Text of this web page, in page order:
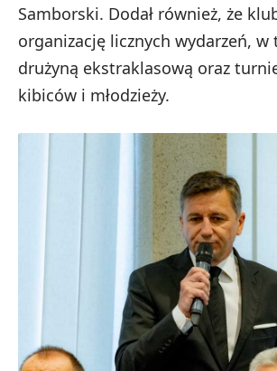
Samborski. Dodał również, że
organizację licznych wydarzeń, w
drużyną ekstraklasową oraz
kibiców i młodzieży.